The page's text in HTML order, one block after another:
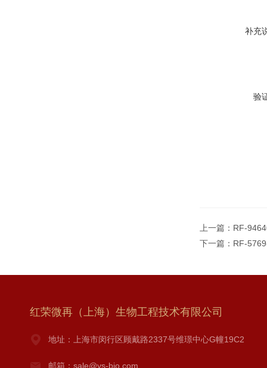
补充
验
上一篇： RF-
下一篇： RF-
红荣微再（上海）生物工程技术有限公司
地址：上海市闵行区顾戴路2337号维璟中心G幢19C2
邮箱：sale@ys-bio.com